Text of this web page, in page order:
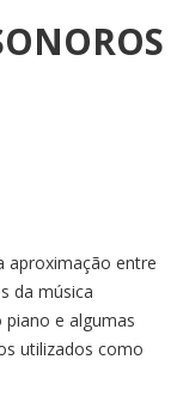
aproximação entre
da música
e algumas
utilizados como